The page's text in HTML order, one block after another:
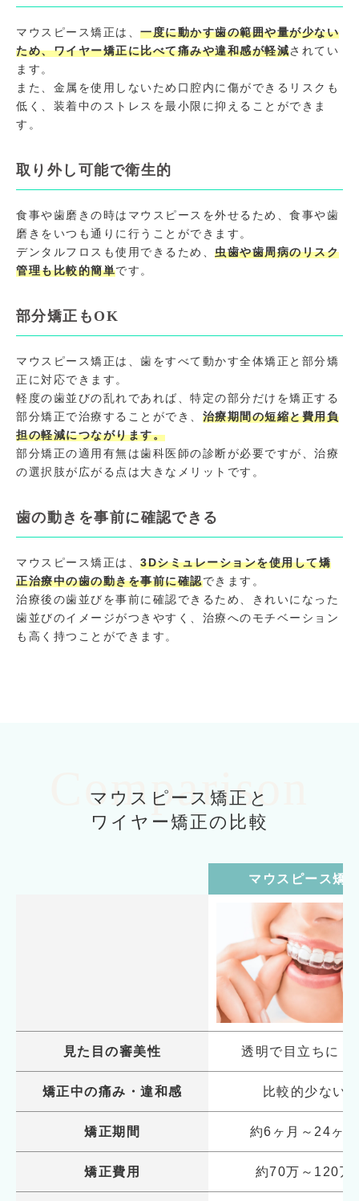
マウスピース矯正は、 一度に動かす歯の範囲や量が少ない
ため、ワイヤー矯正に比べて痛みや違和感が軽減されてい
ます。
また、金属を使用しないため口腔内に傷ができるリスクも
低く、装着中のストレスを最小限に抑えることができま
す。
取り外し可能で衛生的
食事や歯磨きの時はマウスピースを外せるため、食事や歯
磨きをいつも通りに行うことができます。
デンタルフロスも使用できるため、 虫歯や歯周病のリスク
管理も比較的簡単です。
部分矯正もOK
マウスピース矯正は、歯をすべて動かす全体矯正と部分矯
正に対応できます。
軽度の歯並びの乱れであれば、特定の部分だけを矯正する
部分矯正で治療することができ、 治療期間の短縮と費用負
担の軽減につながります。
部分矯正の適用有無は歯科医師の診断が必要ですが、治療
の選択肢が広がる点は大きなメリットです。
歯の動きを事前に確認できる
マウスピース矯正は、 3Dシミュレーションを使用して矯
正治療中の歯の動きを事前に確認できます。
治療後の歯並びを事前に確認できるため、きれいになった
歯並びのイメージがつきやすく、治療へのモチベーション
も高く持つことができます。
Comparison
マウスピース矯正と
ワイヤー矯正の比較
マウスピース矯
見た目の審美性 透明で目立ちにく
矯正中の痛み・違和感 比較的少ない
矯正期間 約6ヶ月～24ヶ月
矯正費用 約70万～120万